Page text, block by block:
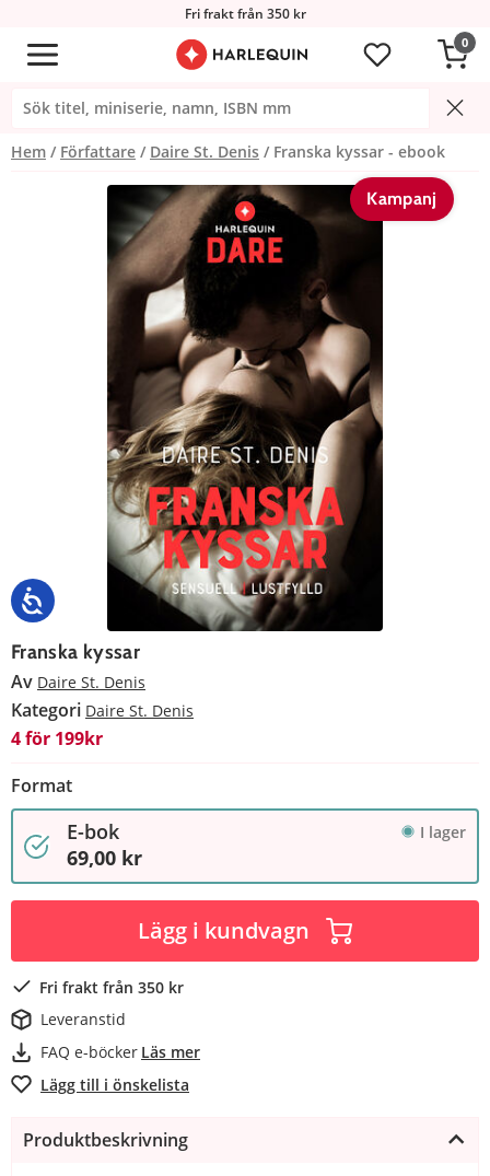
Fri frakt från 350 kr
0
Hem Författare Daire St. Denis Franska kyssar - ebook
Kampanj
Franska kyssar
Av Daire St. Denis
Kategori Daire St. Denis
4 för 199kr
Format
E-bok I lager
69,00 kr
Lägg i kundvagn
Fri frakt från 350 kr
Leveranstid
FAQ e-böcker Läs mer
Lägg till i önskelista
Produktbeskrivning